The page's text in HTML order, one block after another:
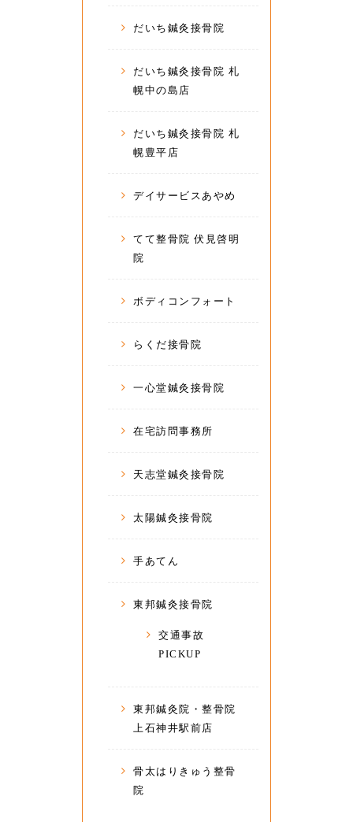
だいち鍼灸接骨院
だいち鍼灸接骨院 札
幌中の島店
だいち鍼灸接骨院 札
幌豊平店
デイサービスあやめ
てて整骨院 伏見啓明
院
ボディコンフォート
らくだ接骨院
一心堂鍼灸接骨院
在宅訪問事務所
天志堂鍼灸接骨院
太陽鍼灸接骨院
手あてん
東邦鍼灸接骨院
交通事故
PICKUP
東邦鍼灸院・整骨院
上石神井駅前店
骨太はりきゅう整骨
院